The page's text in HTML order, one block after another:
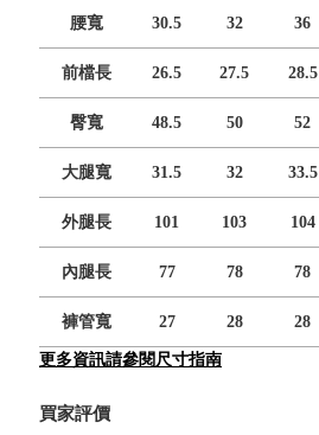
腰寬 30.5 32 36
前檔長 26.5 27.5 28.5
臀寬 48.5 50 52
大腿寬 31.5 32 33.5
外腿長 101 103 104
內腿長 77 78 78
褲管寬 27 28 28
更多資訊請參閱尺寸指南
買家評價